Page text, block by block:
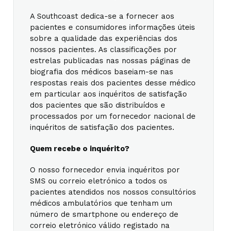
A Southcoast dedica-se a fornecer aos
pacientes e consumidores informações úteis
sobre a qualidade das experiências dos
nossos pacientes. As classificações por
estrelas publicadas nas nossas páginas de
biografia dos médicos baseiam-se nas
respostas reais dos pacientes desse médico
em particular aos inquéritos de satisfação
dos pacientes que são distribuídos e
processados por um fornecedor nacional de
inquéritos de satisfação dos pacientes.
Quem recebe o inquérito?
O nosso fornecedor envia inquéritos por
SMS ou correio eletrónico a todos os
pacientes atendidos nos nossos consultórios
médicos ambulatórios que tenham um
número de smartphone ou endereço de
correio eletrónico válido registado na